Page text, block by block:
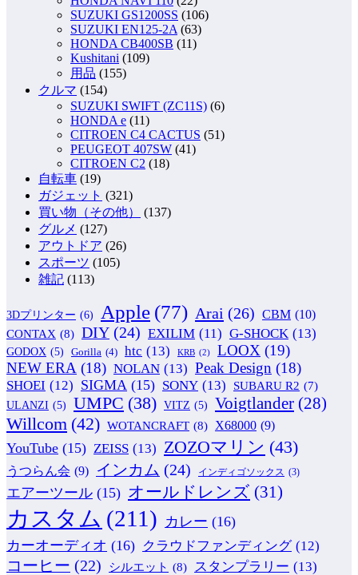
SUZUKI GS1200SS (106)
SUZUKI EN125-2A (63)
HONDA CB400SB (11)
Kushitani (109)
用品 (155)
クルマ (154)
SUZUKI SWIFT (ZC11S) (6)
HONDA e (11)
CITROEN C4 CACTUS (51)
PEUGEOT 407SW (41)
CITROEN C2 (18)
自転車 (19)
ガジェット (321)
買い物（その他）
(137)
グルメ (127)
アウトドア (26)
スポーツ (105)
雑記 (113)
3Dプリンター (6) Apple (77) Arai (26) CBM (10)
CONTAX (8) DIY (24) EXILIM (11) G-SHOCK (13)
GODOX (5) Gorilla (4) htc (13) KRB (2) LOOX (19)
NEW ERA (18) NOLAN (13) Peak Design (18)
SHOEI (12) SIGMA (15) SONY (13) SUBARU R2 (7)
ULANZI (5) UMPC (38) VITZ (5) Voigtlander (28)
Willcom (42) WOTANCRAFT (8) X68000 (9)
YouTube (15) ZEISS (13) ZOZOマリン (43)
うつらん会 (9) インカム (24) インディゴソックス (3)
エアーツール (15) オールドレンズ (31)
カスタム (211) カレー (16)
カーオーディオ (16) クラウドファンディング (12)
コーヒー (22) シルエット (8) スタンプラリー (13)